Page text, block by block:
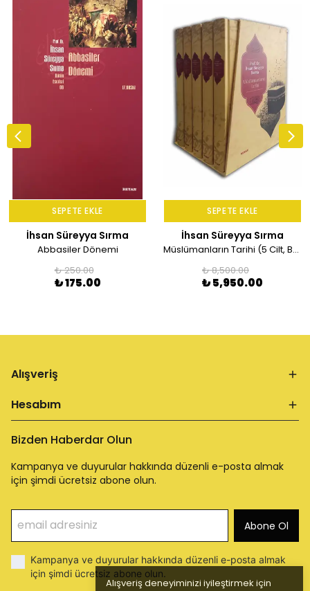
Alışveriş deneyiminizi iyileştirmek için
SEPETE EKLE
İhsan Süreyya Sırma
Abbasiler Dönemi
₺ 250.00
₺ 175.00
SEPETE EKLE
İhsan Süreyya Sırma
Müslümanların Tarihi (5 Cilt, Büyük Boy, Ciltli)
₺ 8,500.00
₺ 5,950.00
Alışveriş
Hesabım
Bizden Haberdar Olun
Kampanya ve duyurular hakkında düzenli e-posta almak
için şimdi ücretsiz abone olun.
Abone Ol
Kampanya ve duyurular hakkında düzenli e-posta almak
için şimdi ücretsiz abone olun.